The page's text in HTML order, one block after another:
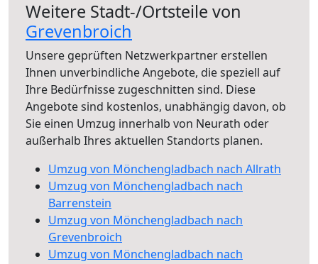
Weitere Stadt-/Ortsteile von
Grevenbroich
Unsere geprüften Netzwerkpartner erstellen
Ihnen unverbindliche Angebote, die speziell auf
Ihre Bedürfnisse zugeschnitten sind. Diese
Angebote sind kostenlos, unabhängig davon, ob
Sie einen Umzug innerhalb von Neurath oder
außerhalb Ihres aktuellen Standorts planen.
Umzug von Mönchengladbach nach Allrath
Umzug von Mönchengladbach nach
Barrenstein
Umzug von Mönchengladbach nach
Grevenbroich
Umzug von Mönchengladbach nach